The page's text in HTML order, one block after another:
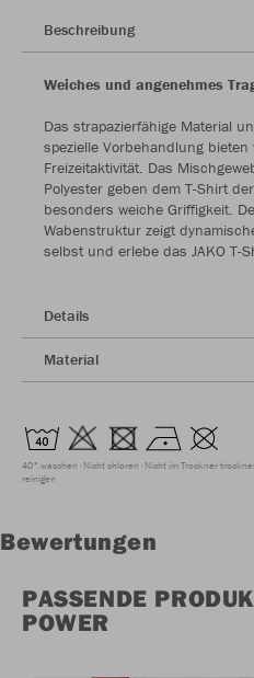
Beschreibung
Weiches und angenehmes
Das strapazierfähige Material
spezielle Vorbehandlung
Freizeitaktivität. Das
Polyester geben dem T-Shirt
besonders weiche Griffigkeit.
Wabenstruktur zeigt
selbst und erlebe das JAKO T-
Details
Material
40° waschen Nicht chloren Nicht im Trockner
reinigen
Bewertungen
PASSENDE
POWER